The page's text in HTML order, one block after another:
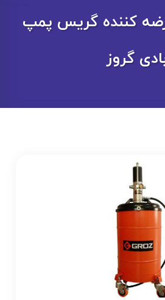
کننده گریس پمپ
گروز